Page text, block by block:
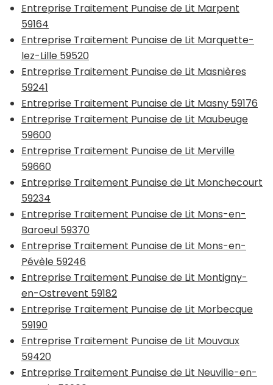
Entreprise Traitement Punaise de Lit Marpent
59164
Entreprise Traitement Punaise de Lit Marquette-
lez-Lille 59520
Entreprise Traitement Punaise de Lit Masnières
59241
Entreprise Traitement Punaise de Lit Masny 59176
Entreprise Traitement Punaise de Lit Maubeuge
59600
Entreprise Traitement Punaise de Lit Merville
59660
Entreprise Traitement Punaise de Lit Monchecourt
59234
Entreprise Traitement Punaise de Lit Mons-en-
Baroeul 59370
Entreprise Traitement Punaise de Lit Mons-en-
Pévèle 59246
Entreprise Traitement Punaise de Lit Montigny-
en-Ostrevent 59182
Entreprise Traitement Punaise de Lit Morbecque
59190
Entreprise Traitement Punaise de Lit Mouvaux
59420
Entreprise Traitement Punaise de Lit Neuville-en-